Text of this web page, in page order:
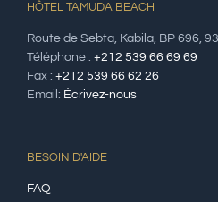
HÔTEL TAMUDA BEACH
Route de Sebta, Kabila, BP 696,
Téléphone : +212 539 66 69 69
Fax : +212 539 66 62 26
Email: Écrivez-nous
BESOIN D'AIDE
FAQ